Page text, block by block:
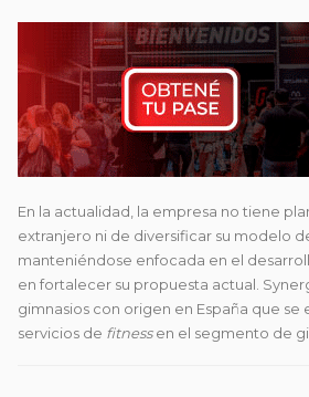
En la actualidad, la empresa no tiene
extranjero ni de diversificar su modelo
manteniéndose enfocada en el
en fortalecer su propuesta actual.
gimnasios con origen en España que
servicios de fitnessen el segmento de